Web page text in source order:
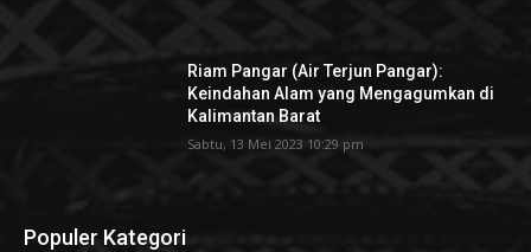
Riam Pangar (Air Terjun Pangar):
Keindahan Alam yang Mengagumkan di
Kalimantan Barat
Sabtu, 13 Mei 2023 10:29 pm
Populer Kategori